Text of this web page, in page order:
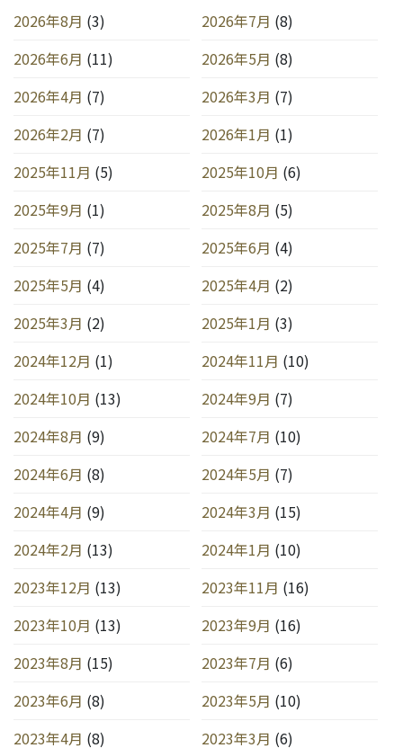
2026年8月 (3) 2026年7月 (8)
2026年6月 (11) 2026年5月 (8)
2026年4月 (7) 2026年3月 (7)
2026年2月 (7) 2026年1月 (1)
2025年11月 (5) 2025年10月 (6)
2025年9月 (1) 2025年8月 (5)
2025年7月 (7) 2025年6月 (4)
2025年5月 (4) 2025年4月 (2)
2025年3月 (2) 2025年1月 (3)
2024年12月 (1) 2024年11月 (10)
2024年10月 (13) 2024年9月 (7)
2024年8月 (9) 2024年7月 (10)
2024年6月 (8) 2024年5月 (7)
2024年4月 (9) 2024年3月 (15)
2024年2月 (13) 2024年1月 (10)
2023年12月 (13) 2023年11月 (16)
2023年10月 (13) 2023年9月 (16)
2023年8月 (15) 2023年7月 (6)
2023年6月 (8) 2023年5月 (10)
2023年4月 (8) 2023年3月 (6)